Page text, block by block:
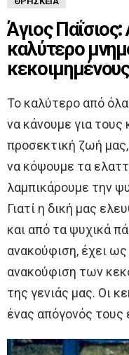
Άγιος Παΐσιος:
καλύτερο
κεκοιμημένους
Το καλύτερο από
να κάνουμε για τους
προσεκτική ζωή
να κόψουμε τα
λαμπικάρουμε την
Γιατί η δική μας
και από τα ψυχικά
ανακούφιση, έχει
ανακούφιση των
της γενιάς μας. Οι
ένας απόγονός τους